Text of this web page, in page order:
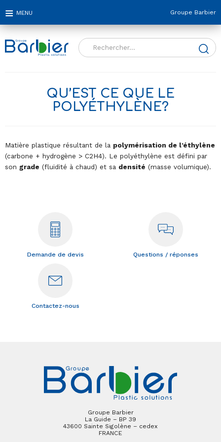
Groupe Barbier
Rechercher :
QU’EST CE QUE LE
POLYÉTHYLÈNE?
Matière plastique résultant de la polymérisation de l’éthylène
(carbone + hydrogène > C2H4). Le polyéthylène est défini par
son grade (fluidité à chaud) et sa densité (masse volumique).
Demande de devis Questions / réponses
Contactez-nous
Groupe Barbier
La Guide – BP 39
43600 Sainte Sigolène – cedex
FRANCE